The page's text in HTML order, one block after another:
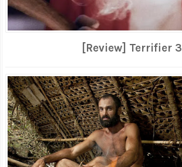
[Review] Terrifier 3